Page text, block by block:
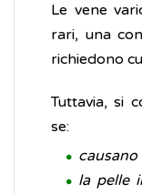
Le vene
rari, una
richiedono
Tuttavia, si
se:
la pelle